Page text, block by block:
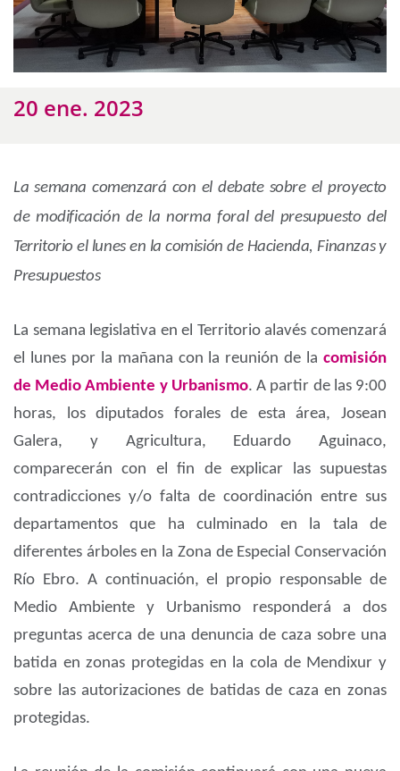
20 ene. 2023
La semana comenzará con el debate sobre el proyecto
de modificación de la norma foral del presupuesto del
Territorio el lunes en la comisión de Hacienda, Finanzas y
Presupuestos
La semana legislativa en el Territorio alavés comenzará
el lunes por la mañana con la reunión de la comisión
de Medio Ambiente y Urbanismo. A partir de las 9:00
horas, los diputados forales de esta área, Josean
Galera, y Agricultura, Eduardo Aguinaco,
comparecerán con el fin de explicar las supuestas
contradicciones y/o falta de coordinación entre sus
departamentos que ha culminado en la tala de
diferentes árboles en la Zona de Especial Conservación
Río Ebro. A continuación, el propio responsable de
Medio Ambiente y Urbanismo responderá a dos
preguntas acerca de una denuncia de caza sobre una
batida en zonas protegidas en la cola de Mendixur y
sobre las autorizaciones de batidas de caza en zonas
protegidas.